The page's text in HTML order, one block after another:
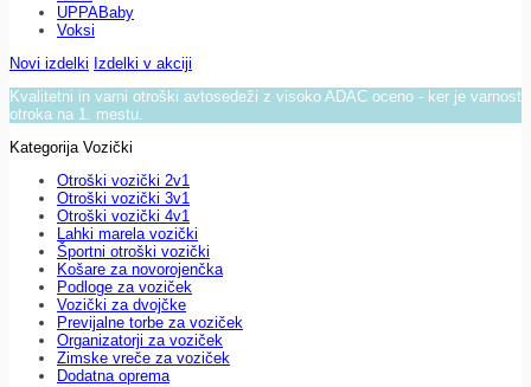
UPPABaby
Voksi
Novi izdelki Izdelki v akciji
Kvalitetni in varni otroški avtosedeži z visoko ADAC oceno - ker je varnost
otroka na 1. mestu.
Kategorija Vozički
Otroški vozički 2v1
Otroški vozički 3v1
Otroški vozički 4v1
Lahki marela vozički
Športni otroški vozički
Košare za novorojenčka
Podloge za voziček
Vozički za dvojčke
Previjalne torbe za voziček
Organizatorji za voziček
Zimske vreče za voziček
Dodatna oprema